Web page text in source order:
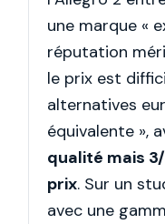
une marque «
réputation
le prix est
alternatives
équivalente »,
qualité mais
prix. Sur un
avec une